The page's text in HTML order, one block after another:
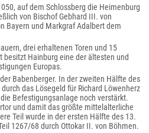
auf dem Schlossberg die Heimenburg
von Bischof Gebhard III. von
Bayern und Markgraf Adalbert dem
drei erhaltenen Toren und 15
Hainburg eine der ältesten und
Europas.
Babenberger. In der zweiten Hälfte des
das Lösegeld für Richard Löwenherz
Befestigungsanlage noch verstärkt.
und damit das größte mittelalterliche
Teil wurde in der ersten Hälfte des 13.
1267/68 durch Ottokar II. von Böhmen.